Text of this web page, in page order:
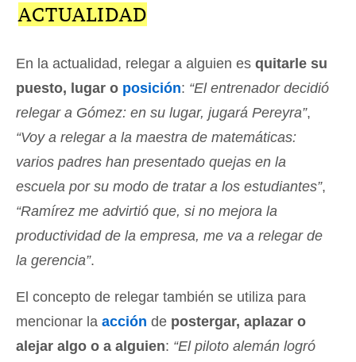
ACTUALIDAD
En la actualidad, relegar a alguien es quitarle su
puesto, lugar o posición: “El entrenador decidió
relegar a Gómez: en su lugar, jugará Pereyra”,
“Voy a relegar a la maestra de matemáticas:
varios padres han presentado quejas en la
escuela por su modo de tratar a los estudiantes”,
“Ramírez me advirtió que, si no mejora la
productividad de la empresa, me va a relegar de
la gerencia”.
El concepto de relegar también se utiliza para
mencionar la acción de postergar, aplazar o
alejar algo o a alguien: “El piloto alemán logró